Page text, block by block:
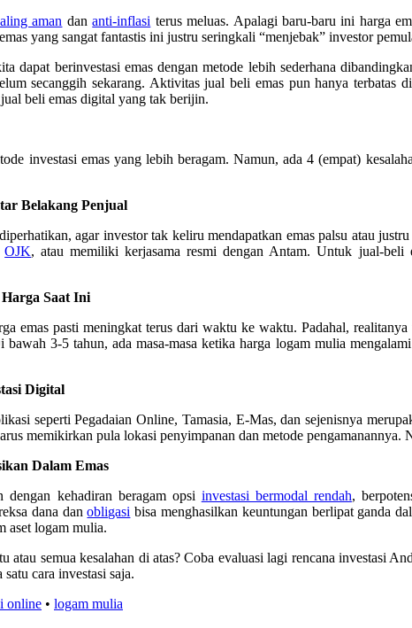
aman dananti-inflasi terus meluas. Apalagi baru-baru ini harga
yang sangat fantastis ini justru seringkali “menjebak” investor
dapat berinvestasi emas dengan metode lebih sederhana
secanggih sekarang. Aktivitas jual beli emas pun hanya
beli emas digital yang tak berijin.
investasi emas yang lebih beragam. Namun, ada 4 (empat)
Belakang Penjual
agar investor tak keliru mendapatkan emas palsu atau
OJK, atau memiliki kerjasama resmi dengan Antam. Untuk jual-beli
Saat Ini
emas pasti meningkat terus dari waktu ke waktu. Padahal,
3-5 tahun, ada masa-masa ketika harga logam mulia
Digital
seperti Pegadaian Online, Tamasia, E-Mas, dan sejenisnya
memikirkan pula lokasi penyimpanan dan metode
Dalam Emas
kehadiran beragam opsi investasi bermodal rendah,
dana danobligasi bisa menghasilkan keuntungan berlipat ganda
aset logam mulia.
atau semua kesalahan di atas? Coba evaluasi lagi rencana investasi
cara investasi saja.
online • logam mulia